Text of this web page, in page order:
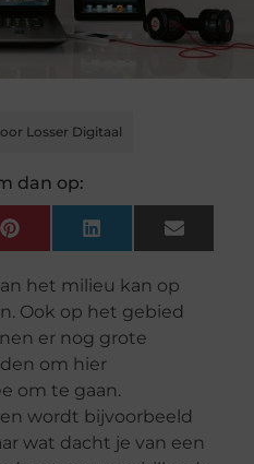
Losser Digitaal
dan op:
Pinterest LinkedIn Email
het milieu kan op
Ook op het gebied
er nog grote
om hier
om te gaan.
wordt bijvoorbeeld
wat dacht je van een